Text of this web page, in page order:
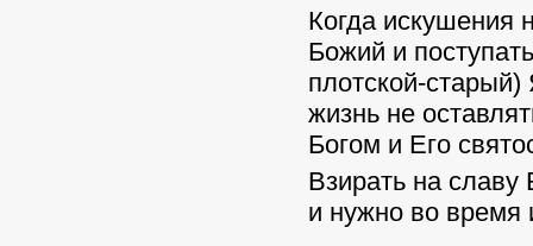
Когда искушения
Божий и
плотской-
жизнь не
Богом и Его
Взирать на
и нужно во время